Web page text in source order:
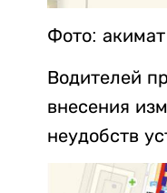
Фото:
Водителей
внесения
неудобств